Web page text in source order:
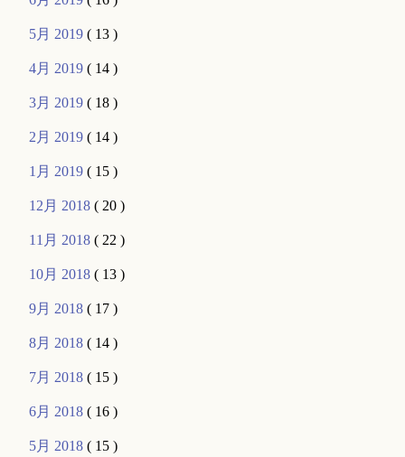
5月 2019( 13 )
4月 2019( 14 )
3月 2019( 18 )
2月 2019( 14 )
1月 2019( 15 )
12月 2018( 20 )
11月 2018( 22 )
10月 2018( 13 )
9月 2018( 17 )
8月 2018( 14 )
7月 2018( 15 )
6月 2018( 16 )
5月 2018( 15 )